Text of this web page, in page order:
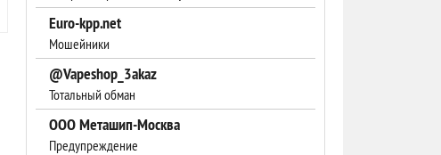
Euro-kpp.net
Мошейники
@Vapeshop_3akaz
Тотальный обман
ООО Меташип-Москва
Предупреждение